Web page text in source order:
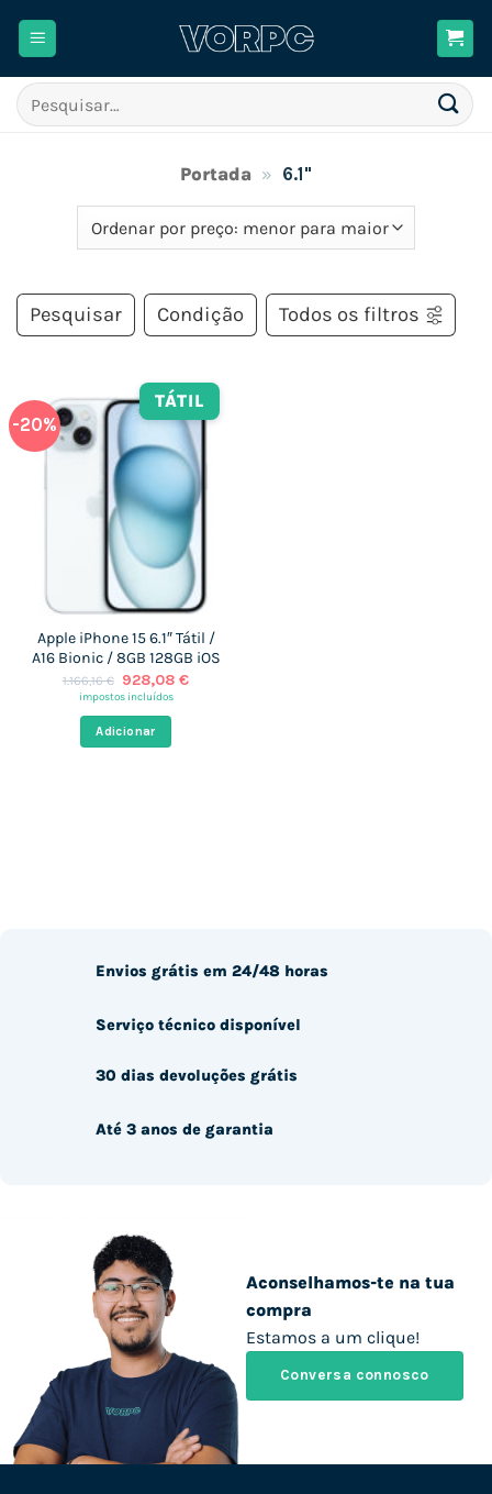
Pesquisar
por:
Portada » 6.1"
Pesquisar Condição Todos os filtros
-20%
TÁTIL
Apple iPhone 15 6.1″ Tátil /
A16 Bionic / 8GB 128GB iOS
1.166,16€ O
preço
era:
1.166,16 €.
928,08€O
impostos incluídos
Adicionar
Aconselhamos-te na tua
compra
Estamos a um clique!
Conversa connosco
Envios grátis em 24/48 horas
Serviço técnico disponível
30 dias devoluções grátis
Até 3 anos de garantia